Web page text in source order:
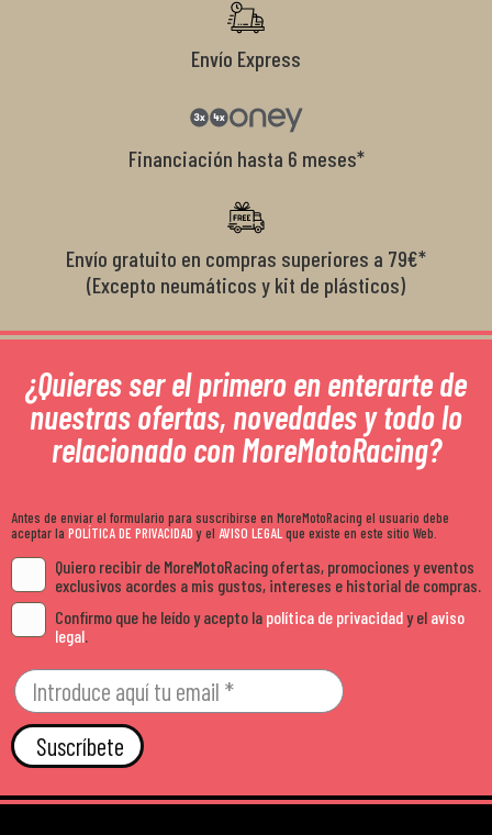
Envío Express
Financiación hasta 6 meses*
Envío gratuito en compras superiores a 79€*
(Excepto neumáticos y kit de plásticos)
¿Quieres ser el primero en enterarte de
nuestras ofertas, novedades y todo lo
relacionado con MoreMotoRacing?
Antes de enviar el formulario para suscribirse en MoreMotoRacing el usuario debe
aceptar la POLÍTICA DE PRIVACIDADy el AVISO LEGALque existe en este sitio Web.
Quiero recibir de MoreMotoRacing ofertas, promociones y eventos
exclusivos acordes a mis gustos, intereses e historial de compras.
Confirmo que he leído y acepto la política de privacidady el aviso
legal
Suscríbete